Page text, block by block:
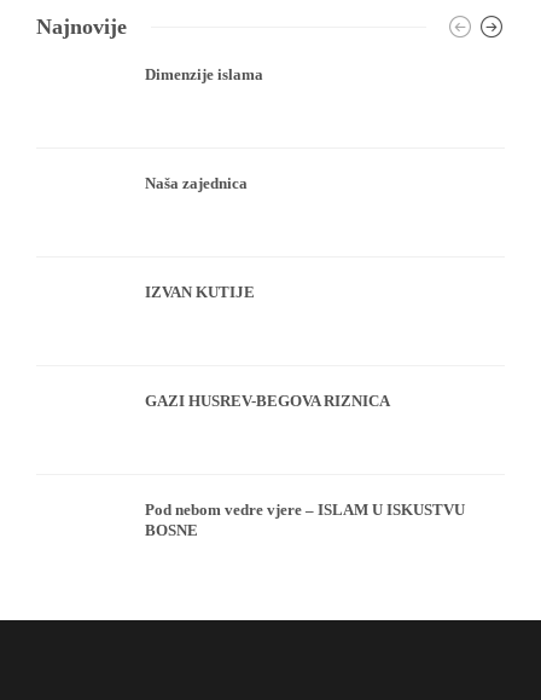
Najnovije
Dimenzije islama
Naša zajednica
IZVAN KUTIJE
GAZI HUSREV-BEGOVA RIZNICA
Pod nebom vedre vjere – ISLAM U ISKUSTVU
BOSNE